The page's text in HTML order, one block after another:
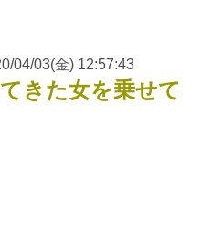
04/03(金) 12:57:43
きた女を乗せて